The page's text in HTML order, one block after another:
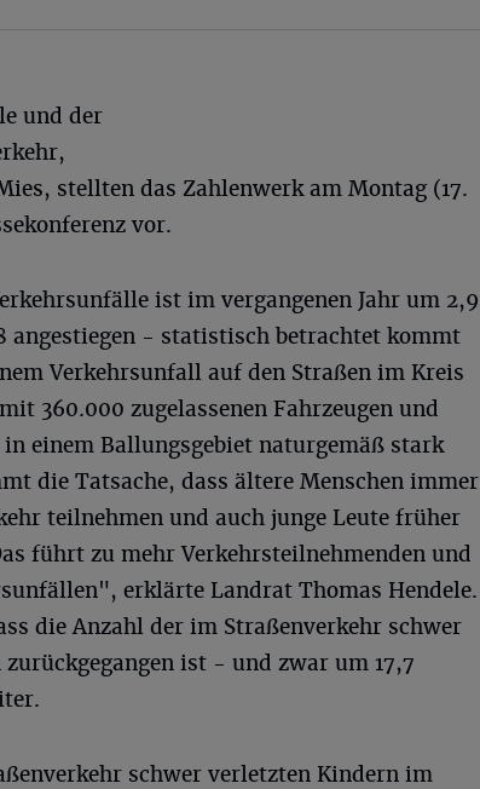
und der
stellten das Zahlenwerk am Montag (17.
vor.
ist im vergangenen Jahr um 2,9
angestiegen - statistisch betrachtet kommt
Verkehrsunfall auf den Straßen im Kreis
360.000 zugelassenen Fahrzeugen und
einem Ballungsgebiet naturgemäß stark
die Tatsache, dass ältere Menschen immer
teilnehmen und auch junge Leute früher
führt zu mehr Verkehrsteilnehmenden und
erklärte Landrat Thomas Hendele.
die Anzahl der im Straßenverkehr schwer
ist - und zwar um 17,7
schwer verletzten Kindern im